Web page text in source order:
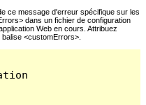
ce message d'erreur spécifique sur les
dans un fichier de configuration
Web en cours. Attribuez
<customErrors>.